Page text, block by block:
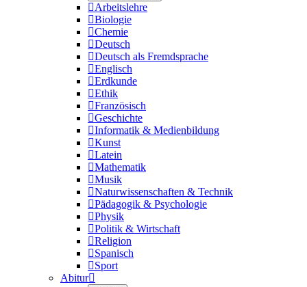
Arbeitslehre
Biologie
Chemie
Deutsch
Deutsch als Fremdsprache
Englisch
Erdkunde
Ethik
Französisch
Geschichte
Informatik & Medienbildung
Kunst
Latein
Mathematik
Musik
Naturwissenschaften & Technik
Pädagogik & Psychologie
Physik
Politik & Wirtschaft
Religion
Spanisch
Sport
Abitur